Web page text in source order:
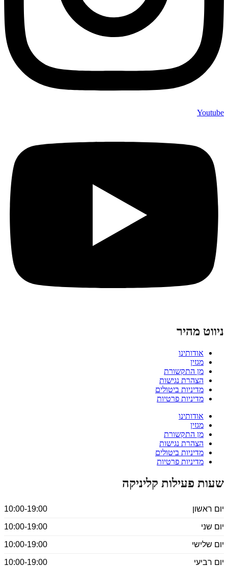
Youtube
ניווט מהיר
אודותינו
מגזין
מן התקשורת
הצהרת נגישות
מדיניות ביטולים
מדיניות פרטיות
אודותינו
מגזין
מן התקשורת
הצהרת נגישות
מדיניות ביטולים
מדיניות פרטיות
שעות פעילות קליניקה
יום ראשון 10:00-19:00
יום שני 10:00-19:00
יום שלישי 10:00-19:00
יום רביעי 10:00-19:00